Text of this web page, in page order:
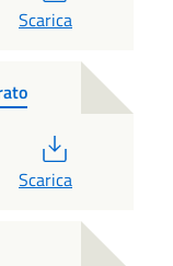
Scarica
Scarica